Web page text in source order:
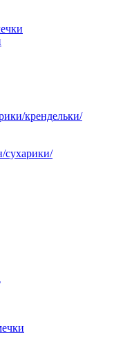
крендельки/
сухарики/